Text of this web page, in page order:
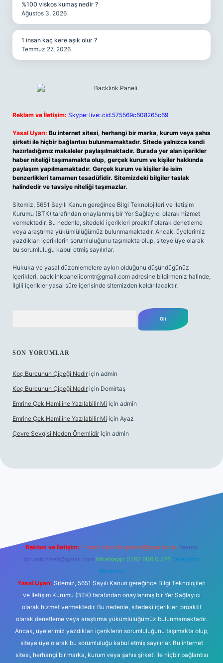
%100 viskos kumaş nedir ?
Ağustos 3, 2026
1 insan kaç kere aşık olur ?
Temmuz 27, 2026
Reklam ve İletişim: Skype: live:.cid.575569c608265c69
Yasal Uyarı: Bu internet sitesi, herhangi bir marka, kurum veya şahıs
şirketi ile hiçbir bağlantısı bulunmamaktadır. Sitede yalnızca kendi
hazırladığımız makaleler paylaşılmaktadır. Burada yer alan içerikler
haber niteliği taşımamakta olup, gerçek kurum ve kişiler hakkında
paylaşım yapılmamaktadır. Gerçek kurum ve kişiler ile isim
benzerlikleri tamamen tesadüfidir. Sitemizdeki bilgiler taslak
halindedir ve tavsiye niteliği taşımazlar.
Sitemiz, 5651 Sayılı Kanun gereğince Bilgi Teknolojileri ve İletişim
Kurumu (BTK) tarafından onaylanmış bir Yer Sağlayıcı olarak hizmet
vermektedir. Bu nedenle, sitedeki içerikleri proaktif olarak denetleme
veya araştırma yükümlülüğümüz bulunmamaktadır. Ancak, üyelerimiz
yazdıkları içeriklerin sorumluluğunu taşımakta olup, siteye üye olarak
bu sorumluluğu kabul etmiş sayılırlar.
Hukuka ve yasal düzenlemelere aykırı olduğunu düşündüğünüz
içerikleri, backlinkpanelicomtr@gmail.com adresine bildirmeniz halinde,
ilgili içerikler yasal süre içerisinde sitemizden kaldırılacaktır.
SON YORUMLAR
Koç Burcunun Çiçeği Nedir için admin
Koç Burcunun Çiçeği Nedir için Demirtaş
Emrine Çek Hamiline Yazılabilir Mi için admin
Emrine Çek Hamiline Yazılabilir Mi için Ayaz
Çevre Sevgisi Neden Önemlidir için admin
Reklam ve İletişim: E-mail: backlinkpaneli@gmail.com Teams:
forumhizmeti@gmail.com Whatsapp: 0262 606 0 726 Telegram:
@karabul
Yasal Uyarı: Sitemiz, 5651 Sayılı Kanun gereğince Bilgi Teknolojileri
ve İletişim Kurumu (BTK) tarafından onaylanmış bir Yer Sağlayıcı
olarak hizmet vermektedir. Bu nedenle, sitedeki içerikleri proaktif
olarak denetleme veya araştırma yükümlülüğümüz bulunmamaktadır.
Ancak, üyelerimiz yazdıkları içeriklerin sorumluluğunu taşımakta olup,
siteye üye olarak bu sorumluluğu kabul etmiş sayılırlar. Bu internet
sitesi, herhangi bir marka, kurum veya şahıs şirketi ile hiçbir bağlantısı